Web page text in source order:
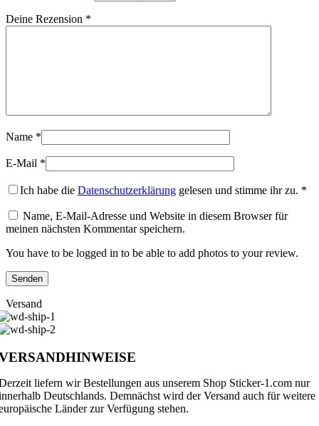
Deine Rezension *
Name *
E-Mail *
Ich habe die Datenschutzerklärung gelesen und stimme ihr zu. *
Name, E-Mail-Adresse und Website in diesem Browser für
meinen nächsten Kommentar speichern.
You have to be logged in to be able to add photos to your review.
Versand
liefern wir Bestellungen aus unserem Shop Sticker-1.com nur
Deutschlands. Demnächst wird der Versand auch für weitere
Länder zur Verfügung stehen.